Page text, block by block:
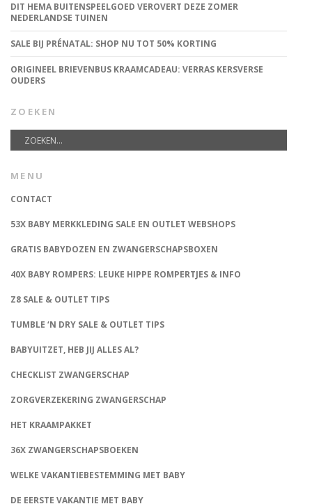
DIT HEMA BUITENSPEELGOED VEROVERT DEZE ZOMER
NEDERLANDSE TUINEN
SALE BIJ PRÉNATAL: SHOP NU TOT 50% KORTING
ORIGINEEL BRIEVENBUS KRAAMCADEAU: VERRAS KERSVERSE
OUDERS
ZOEKEN
MENU
CONTACT
53X BABY MERKKLEDING SALE EN OUTLET WEBSHOPS
GRATIS BABYDOZEN EN ZWANGERSCHAPSBOXEN
40X BABY ROMPERS: LEUKE HIPPE ROMPERTJES & INFO
Z8 SALE & OUTLET TIPS
TUMBLE ‘N DRY SALE & OUTLET TIPS
BABYUITZET, HEB JIJ ALLES AL?
CHECKLIST ZWANGERSCHAP
ZORGVERZEKERING ZWANGERSCHAP
HET KRAAMPAKKET
36X ZWANGERSCHAPSBOEKEN
WELKE VAKANTIEBESTEMMING MET BABY
DE EERSTE VAKANTIE MET BABY